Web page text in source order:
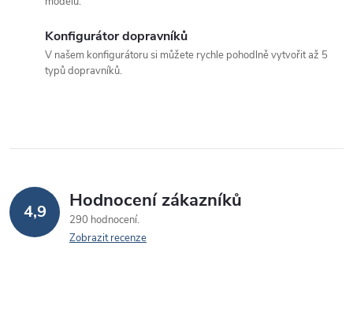
p
s
u
Konfigurátor dopravníků
V našem konfigurátoru si můžete rychle pohodlně vytvořit až 5
typů dopravníků.
4,9 Hodnocení zákazníků
290 hodnocení
Zobrazit recenze